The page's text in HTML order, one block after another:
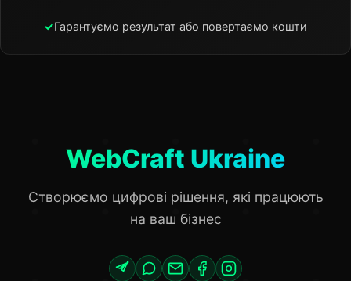
✓Гарантуємо результат або повертаємо кошти
WebCraft Ukraine
Створюємо цифрові рішення, які працюють
на ваш бізнес